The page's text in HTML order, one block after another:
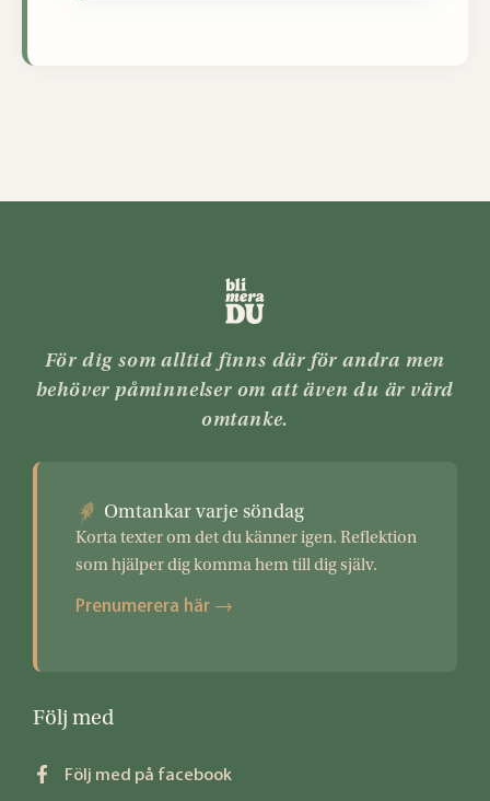
För dig som alltid finns där för andra men
behöver påminnelser om att även du är värd
omtanke.
Omtankar varje söndag
Korta texter om det du känner igen. Reflektion
som hjälper dig komma hem till dig själv.
Prenumerera här →
Följ med
Följ med på facebook